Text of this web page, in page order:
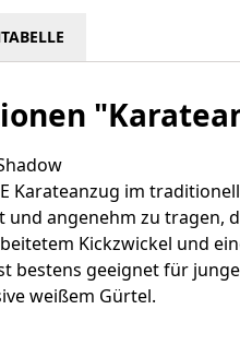
Karateanzug im
und angenehm zu
Kickzwickel und
bestens geeignet für
weißem Gürtel.